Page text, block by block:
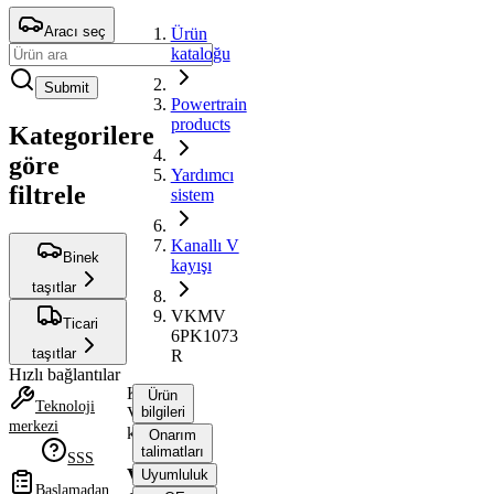
Aracı seç
Submit
Kategorilere
göre
filtrele
Binek
taşıtlar
Ticari
taşıtlar
Hızlı bağlantılar
Teknoloji
merkezi
SSS
Başlamadan
Ürün
kataloğu
Powertrain
products
Yardımcı
sistem
Kanallı V
kayışı
VKMV
6PK1073
R
Kanallı
V
kayışı
VKMV
Ürün
bilgileri
Onarım
talimatları
Uyumluluk